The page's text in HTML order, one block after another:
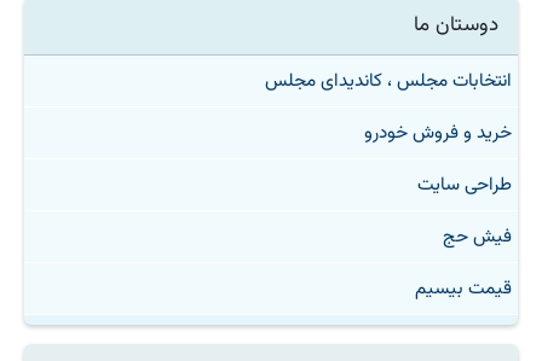
دوستان ما
انتخابات مجلس ، کاندیدای مجلس
خرید و فروش خودرو
طراحی سایت
فیش حج
قیمت بیسیم